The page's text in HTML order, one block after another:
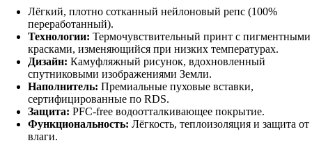
Лёгкий, плотно сотканный нейлоновый репс (100%
переработанный).
Технологии: Термочувствительный принт с пигментными
красками, изменяющийся при низких температурах.
Дизайн: Камуфляжный рисунок, вдохновленный
спутниковыми изображениями Земли.
Наполнитель: Премиальные пуховые вставки,
сертифицированные по RDS.
Защита: PFC-free водоотталкивающее покрытие.
Функциональность: Лёгкость, теплоизоляция и защита от
влаги.